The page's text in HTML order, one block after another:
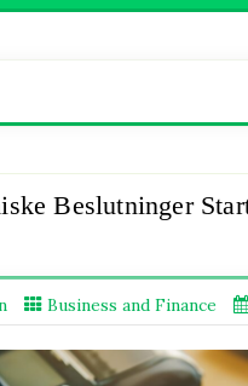
Beslutninger
Business and Finance